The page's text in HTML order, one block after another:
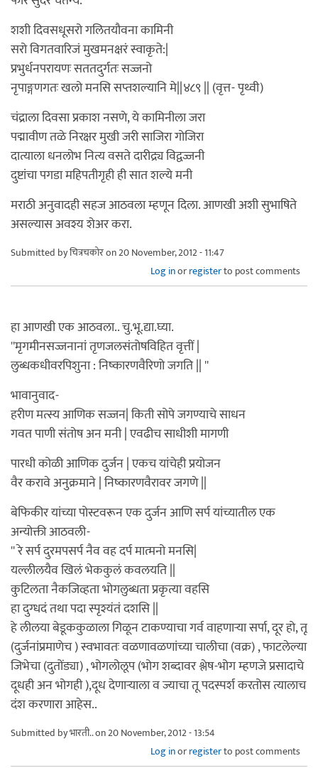
शशी दिवसधूसरो गलितयौवना कामिनी
सरो विगतवारिजं मुखमनक्षरं स्वाकृते:|
प्रभुर्धनपरायणः सततदुर्गतः सज्जनो
नृपाङ्गणगतः खलो मनसि सप्तशल्यानि मे||४८९ || (वृत्त- पृथ्वी)
चंद्राला दिवसा प्रकाश नसणे, ये कामिनीला जरा
पद्मावीण तळे निरक्षर मुखी जरी साजिरा गोजिरा
दात्याला धनलोभ नित्य वसते दारीद्र्य विद्वज्जनी
दुष्टांचा पगडा महिपतीगृही ही सात शल्ये मनी
मराठी अनुवादही सहज आठवला म्हणून दिला. आणखी अशी सुभाषिते
असल्यास अवश्य शेअर करा.
Submitted byचित्रचकोरon 20 November, 2012 - 11:47
Log inorregisterto post comments
हा आणखी एक आठवला.. चु.भू.द्या.घ्या.
''मृगमीनसज्जनानां तृणजलसंतोषविहित वृत्तीं |
लुब्धकधीवरपिशुना : निष्कारणवैरिणो जगति || ''
भावानुवाद-
हरीण मत्स्य आणिक सज्जन| किती सोपे जगण्याचे साधन
गवत पाणी संतोष अन मनी | एवढीच साधीशी मागणी
पारधी कोळी आणिक दुर्जन | एकच यांचेही प्रयोजन
वैर करावे अनुक्रमाने | निष्कारणवैरावर जगणे ||
बेफिकीर यांच्या पोस्टवरून एक दुर्जन आणि सर्प यांच्यातील एक
अन्योक्ती आठवली-
'' रे सर्प दुरमपसर्प नैव वह दर्प मात्मनो मनसि|
यल्लीलयैव खिलं भेककुलं कवलयति ||
कुटिलता नैकजिव्हता भोगलुब्धता प्रकृत्या वहसि
हा दुग्धदं तथा पदा स्पृश्यंतं दशसि ||
हे लीलया बेडूककुळाला गिळून टाकण्याचा गर्व वाहणार्‍या सर्पा, दूर हो, तू
(दुर्जनांप्रमाणेच ) स्वभावतः वळणावळणांच्या चालीचा (वक्र) , फाटलेल्या
जिभेचा (दुतोंड्या) , भोगलोलूप (भोग शब्दावर श्लेष-भोग म्हणजे प्रसादाचे
दूधही अन भोगही ),दूध देणार्‍याला व ज्याचा तू पदस्पर्श करतोस त्यालाच
दंश करणारा आहेस..
Submitted byभारती..on 20 November, 2012 - 13:54
Log inorregisterto post comments